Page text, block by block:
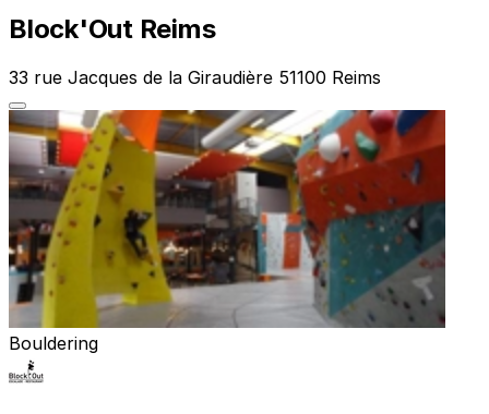
Block'Out Reims
33 rue Jacques de la Giraudière 51100 Reims
Bouldering